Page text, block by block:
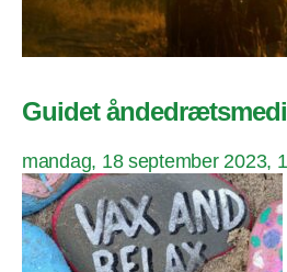
Guidet
mandag, 18 september 2023,